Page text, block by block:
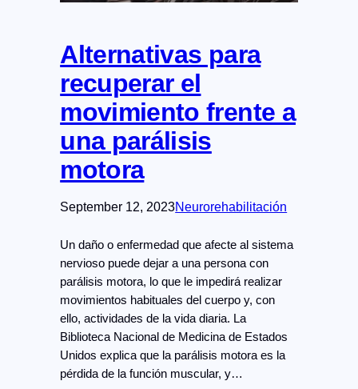
Alternativas para
recuperar el
movimiento frente a
una parálisis
motora
September 12, 2023Neurorehabilitación
Un daño o enfermedad que afecte al sistema
nervioso puede dejar a una persona con
parálisis motora, lo que le impedirá realizar
movimientos habituales del cuerpo y, con
ello, actividades de la vida diaria. La
Biblioteca Nacional de Medicina de Estados
Unidos explica que la parálisis motora es la
pérdida de la función muscular, y…